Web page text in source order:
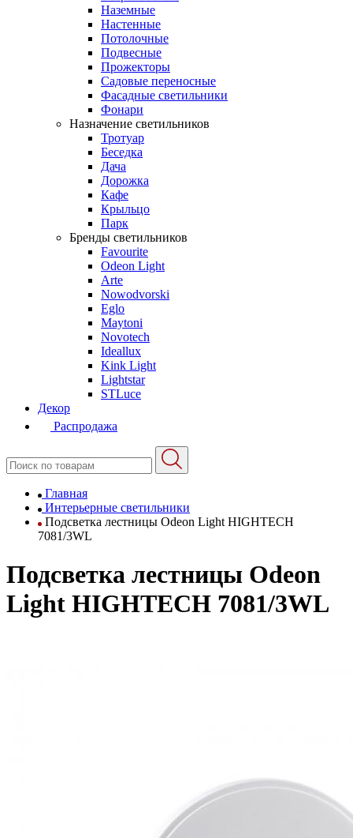
Наземные
Настенные
Потолочные
Подвесные
Прожекторы
Садовые переносные
Фасадные светильники
Фонари
Назначение светильников
Тротуар
Беседка
Дача
Дорожка
Кафе
Крыльцо
Парк
Бренды светильников
Favourite
Odeon Light
Arte
Nowodvorski
Eglo
Maytoni
Novotech
Ideallux
Kink Light
Lightstar
STLuce
Декор
Распродажа
Главная
Интерьерные светильники
Подсветка лестницы Odeon Light HIGHTECH
7081/3WL
Подсветка лестницы Odeon
Light HIGHTECH 7081/3WL